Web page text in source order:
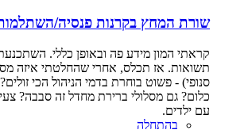
שורת המחץ בקרנות פנסיה/
קראתי המון מידע פה ובאופן כללי.
תשואות. אז תכלס, אחרי שהחלטתי איזה
סנופי) - פשוט בוחרת בדמי הניהול הכי
כלום? גם מסלולי ברירת מחדל זה סבבה?
עם ילדים.
בהתחלה